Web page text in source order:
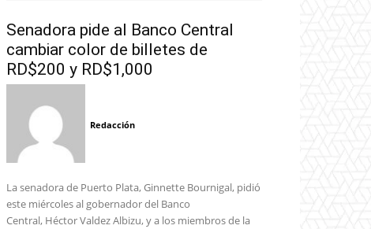
Senadora pide al Banco Central
cambiar color de billetes de
RD$200 y RD$1,000
Redacción
La senadora de Puerto Plata, Ginnette Bournigal, pidió
este miércoles al gobernador del Banco
Central, Héctor Valdez Albizu, y a los miembros de la